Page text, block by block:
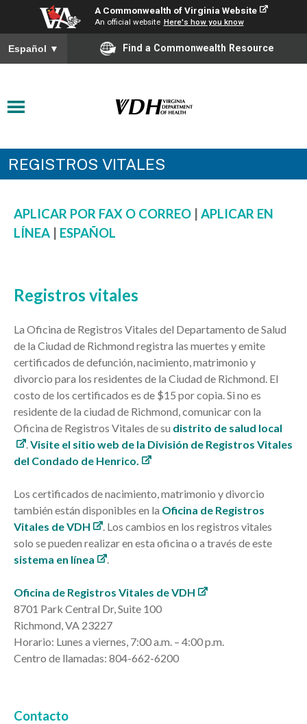
A Commonwealth of Virginia Website
An official website Here's how you know
Español ▼ Find a Commonwealth Resource
REGISTROS VITALES
APLICAR POR FAX O CORREO
APLICAR EN
LÍNEA
ESPAÑOL
Registros vitales
La Oficina de Registros Vitales del Departamento de Salud
de la Ciudad de Richmond registra las muertes y emite
certificados de defunción, nacimiento, matrimonio y
divorcio para los residentes de la Ciudad de Richmond. El
costo de los certificados es de $15 por copia. Si no es
residente de la ciudad de Richmond, comunicar con la
Oficina de Registros Vitales de su distrito de salud local
.Visite el sitio web de la División de Registros Vitales
del Condado de Henrico.
Los certificados de nacimiento, matrimonio y divorcio
también están disponibles en la Oficina de Registros
Vitales de VDH
. Los cambios en los registros vitales
solo se pueden realizar en esta oficina o a través de este
sistema en línea
.
Oficina de Registros Vitales de VDH
8701 Park Central Dr, Suite 100
Richmond, VA 23227
Horario: Lunes a viernes, 7:00 a.m. – 4:00 p.m.
Centro de llamadas: 804-662-6200
Contacto